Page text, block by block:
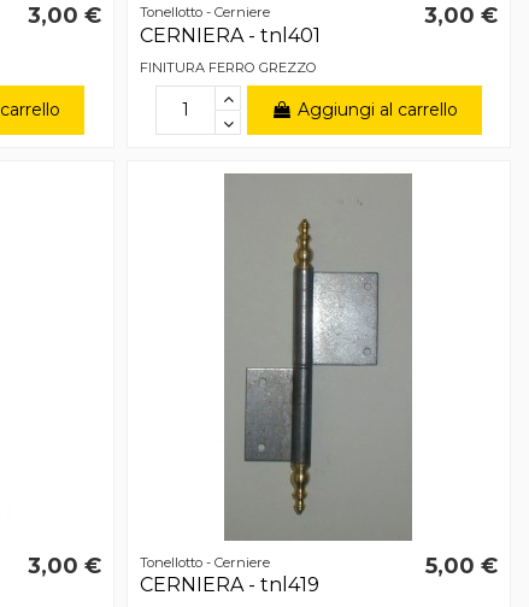
3,00 € Tonellotto - Cerniere
CERNIERA - tnl401
3,00 €
FINITURA FERRO GREZZO
Aggiungi al carrello
3,00 € Tonellotto - Cerniere
CERNIERA - tnl419
5,00 €